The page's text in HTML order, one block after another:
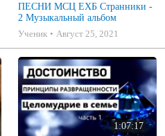
ПЕСНИ МСЦ ЕХБ Странники -
2 Музыкальный альбом
Ученик
Август 25, 2021
1:07:17